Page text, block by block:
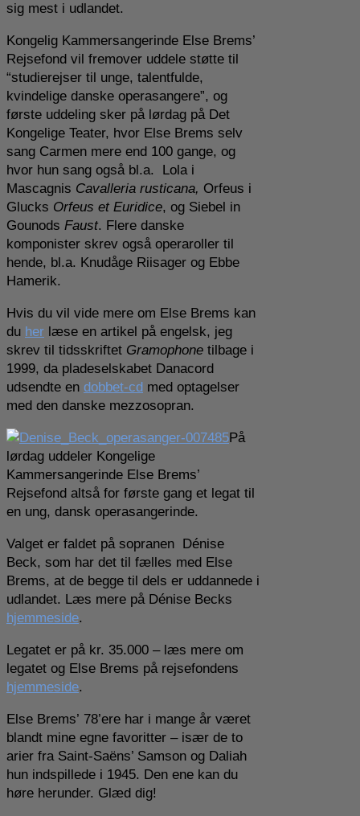
sig mest i udlandet.
Kongelig Kammersangerinde Else Brems’
Rejsefond vil fremover uddele støtte til
“studierejser til unge, talentfulde,
kvindelige danske operasangere”, og
første uddeling sker på lørdag på Det
Kongelige Teater, hvor Else Brems selv
sang Carmen mere end 100 gange, og
hvor hun sang også bl.a. Lola i
Mascagnis Cavalleria rusticana, Orfeus i
Glucks Orfeus et Euridice, og Siebel in
Gounods Faust. Flere danske
komponister skrev også operaroller til
hende, bl.a. Knudåge Riisager og Ebbe
Hamerik.
Hvis du vil vide mere om Else Brems kan
du her læse en artikel på engelsk, jeg
skrev til tidsskriftet Gramophone tilbage i
1999, da pladeselskabet Danacord
udsendte en dobbet-cd med optagelser
med den danske mezzosopran.
På
lørdag uddeler Kongelige
Kammersangerinde Else Brems’
Rejsefond altså for første gang et legat til
en ung, dansk operasangerinde.
Valget er faldet på sopranen Dénise
Beck, som har det til fælles med Else
Brems, at de begge til dels er uddannede i
udlandet. Læs mere på Dénise Becks
hjemmeside.
Legatet er på kr. 35.000 – læs mere om
legatet og Else Brems på rejsefondens
hjemmeside.
Else Brems’ 78’ere har i mange år været
blandt mine egne favoritter – især de to
arier fra Saint-Saëns’ Samson og Daliah
hun indspillede i 1945. Den ene kan du
høre herunder. Glæd dig!